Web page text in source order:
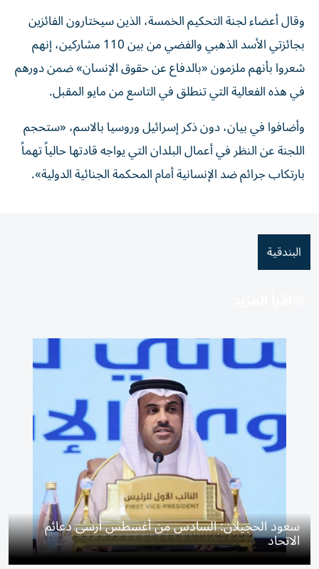
وقال أعضاء لجنة التحكيم الخمسة، ‌الذين سيختارون الفائزين
بجائزتي الأسد ‌الذهبي والفضي من بين 110 مشاركين، إنهم
شعروا بأنهم ملزمون «بالدفاع عن حقوق الإنسان» ضمن دورهم
في هذه الفعالية التي تنطلق في التاسع من ‌مايو المقبل.
وأضافوا في بيان، دون ذكر إسرائيل وروسيا بالاسم، «ستحجم
اللجنة عن النظر في أعمال البلدان التي يواجه قادتها حالياً تهماً
بارتكاب جرائم ضد الإنسانية أمام المحكمة الجنائية الدولية».
البندقية
سعود الحجيلان: السادس من أغسطس أرسى دعائم
الاتحاد